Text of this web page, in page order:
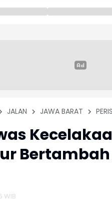
JALAN JAWA BARAT
Bertambah
WIB